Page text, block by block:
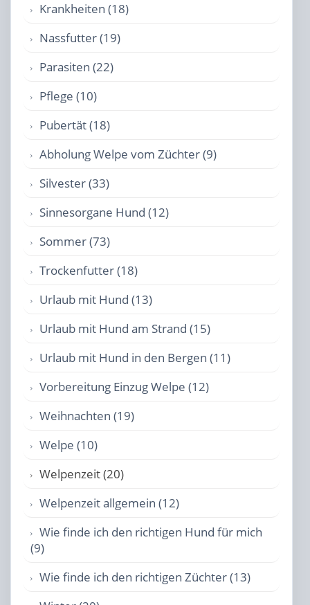
Krankheiten (18)
Nassfutter (19)
Parasiten (22)
Pflege (10)
Pubertät (18)
Abholung Welpe vom Züchter (9)
Silvester (33)
Sinnesorgane Hund (12)
Sommer (73)
Trockenfutter (18)
Urlaub mit Hund (13)
Urlaub mit Hund am Strand (15)
Urlaub mit Hund in den Bergen (11)
Vorbereitung Einzug Welpe (12)
Weihnachten (19)
Welpe (10)
Welpenzeit (20)
Welpenzeit allgemein (12)
Wie finde ich den richtigen Hund für mich
(9)
Wie finde ich den richtigen Züchter (13)